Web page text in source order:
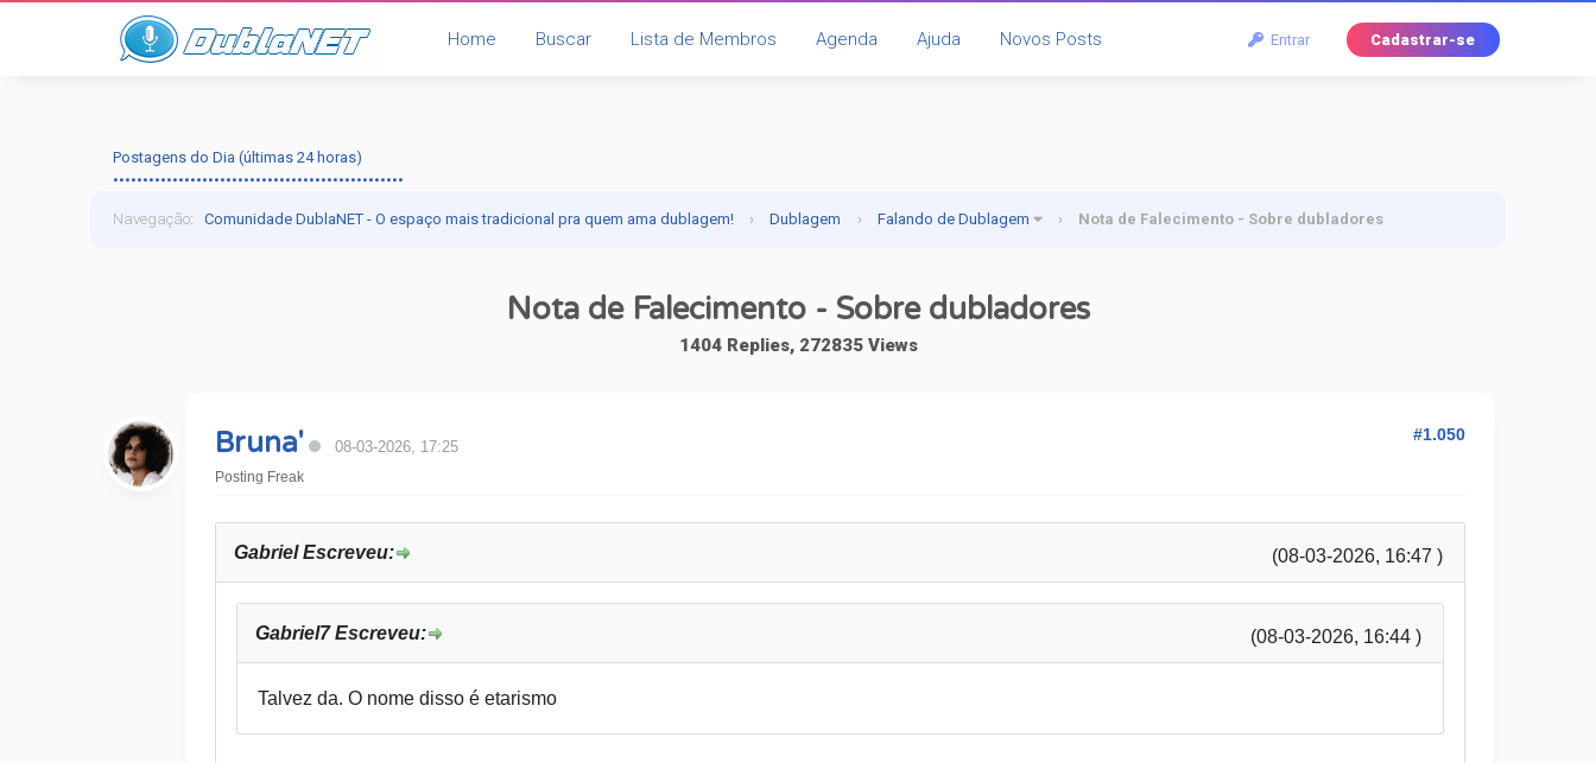
Entrar Cadastrar-se
Home Buscar Lista de Membros Agenda Ajuda Novos Posts
Postagens do Dia (últimas 24 horas)
•••••••••••••••••••••••••••••••••••••••••••••••••
Navegação:Comunidade DublaNET - O espaço mais tradicional pra quem ama dublagem! › Dublagem › Falando de Dublagem › Nota de Falecimento - Sobre dubladores
Nota de Falecimento - Sobre dubladores
1404 Replies, 272835 Views
Bruna' 08-03-2026, 17:25
Posting Freak
#1.050
(08-03-2026, 16:47 )
Gabriel Escreveu:
(08-03-2026, 16:44 )
Gabriel7 Escreveu:
Talvez da. O nome disso é etarismo